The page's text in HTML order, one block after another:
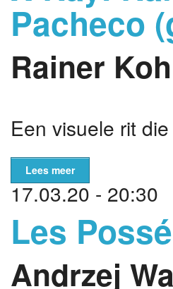
Pacheco
Rainer
Een visuele rit
Lees meer
17.03.20 - 20:30
Les
Andrzej